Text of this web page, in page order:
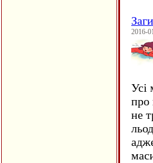
2016-
Усі
про
не